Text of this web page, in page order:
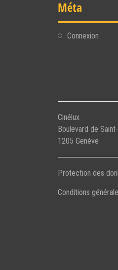
Méta
Connexion
Cinélux
Boulevard de
1205 Genéve
Protection des
Conditions